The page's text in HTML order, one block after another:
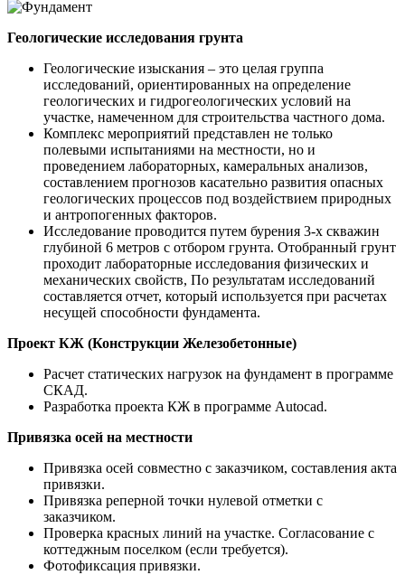
Геологические исследования грунта
Геологические изыскания – это целая группа
исследований, ориентированных на определение
геологических и гидрогеологических условий на
участке, намеченном для строительства частного дома.
Комплекс мероприятий представлен не только
полевыми испытаниями на местности, но и
проведением лабораторных, камеральных анализов,
составлением прогнозов касательно развития опасных
геологических процессов под воздействием природных
и антропогенных факторов.
Исследование проводится путем бурения 3-х скважин
глубиной 6 метров с отбором грунта. Отобранный грунт
проходит лабораторные исследования физических и
механических свойств, По результатам исследований
составляется отчет, который используется при расчетах
несущей способности фундамента.
Проект КЖ (Конструкции Железобетонные)
Расчет статических нагрузок на фундамент в программе
СКАД.
Разработка проекта КЖ в программе Autocad.
Привязка осей на местности
Привязка осей совместно с заказчиком, составления акта
привязки.
Привязка реперной точки нулевой отметки с
заказчиком.
Проверка красных линий на участке. Согласование с
коттеджным поселком (если требуется).
Фотофиксация привязки.